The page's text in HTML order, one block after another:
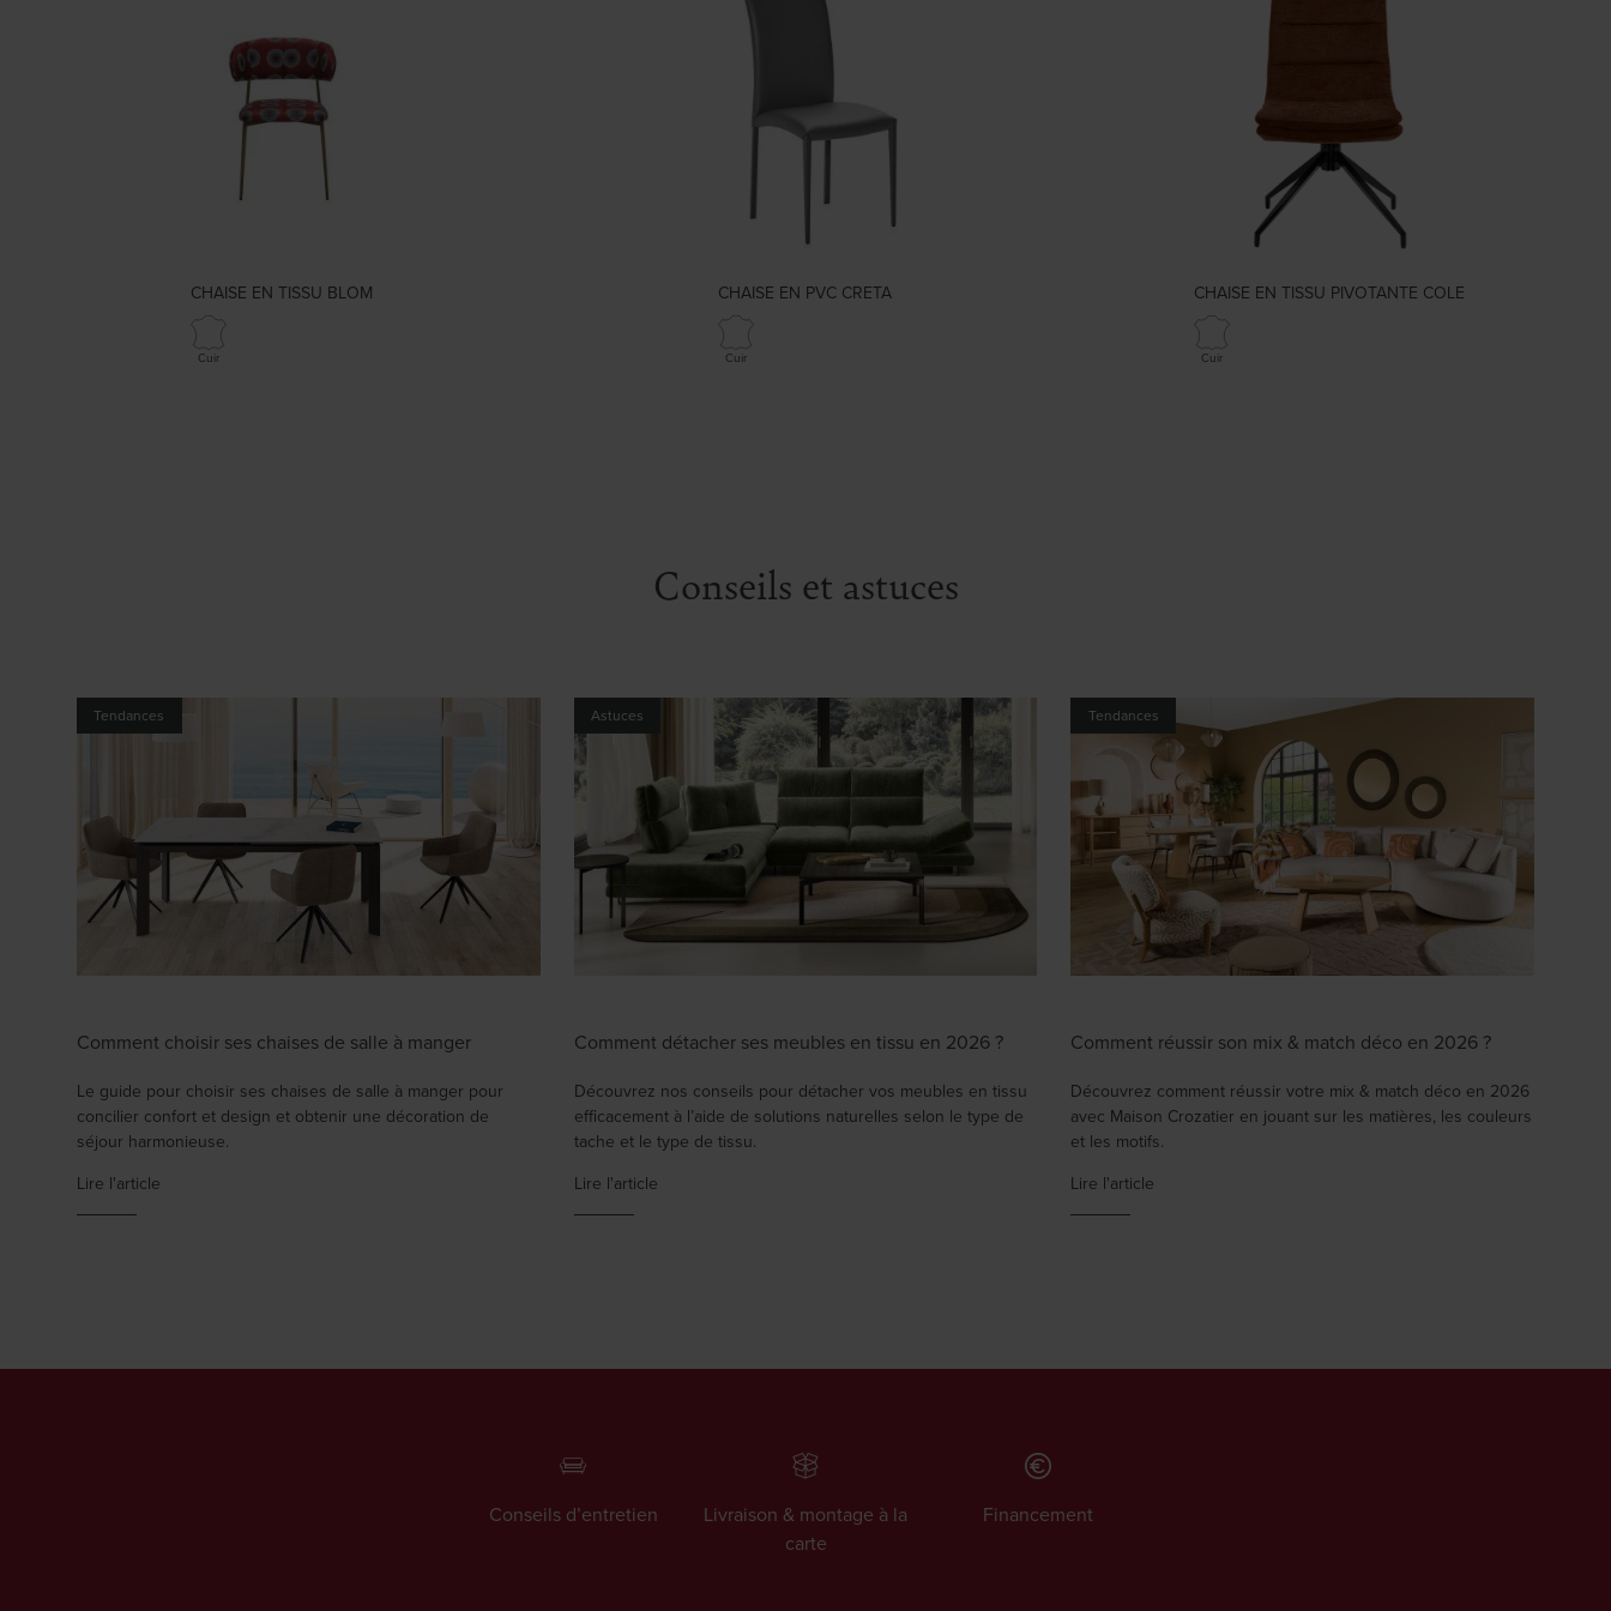
CHAISE EN TISSU BLOM
Cuir
CHAISE EN PVC CRETA
Cuir
CHAISE EN TISSU PIVOTANTE COLE
Cuir
Conseils et astuces
Tendances
Comment choisir ses chaises de salle à manger
Le guide pour choisir ses chaises de salle à manger pour
concilier confort et design et obtenir une décoration de
séjour harmonieuse.
Lire l'article
Astuces
Comment détacher ses meubles en tissu en 2026 ?
Découvrez nos conseils pour détacher vos meubles en tissu
efficacement à l’aide de solutions naturelles selon le type de
tache et le type de tissu.
Lire l'article
Tendances
Comment réussir son mix & match déco en 2026 ?
Découvrez comment réussir votre mix & match déco en 2026
avec Maison Crozatier en jouant sur les matières, les couleurs
et les motifs.
Lire l'article
Conseils d’entretien
Livraison & montage à la
carte
Financement